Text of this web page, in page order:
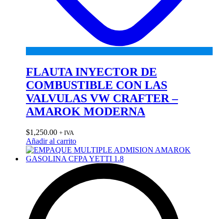
FLAUTA INYECTOR DE
COMBUSTIBLE CON LAS
VALVULAS VW CRAFTER –
AMAROK MODERNA
$1,250.00 + IVA
Añadir al carrito